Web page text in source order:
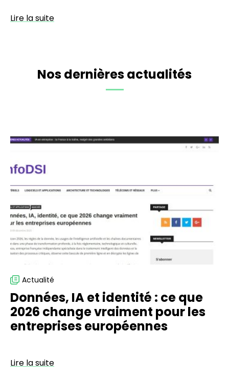
Lire la suite
Nos dernières actualités
Données,
et
:
ce
que
2026
change
vraiment
pour
les
entreprises
européennes
Actualité
Données, IA et identité : ce que
2026 change vraiment pour les
entreprises européennes
Lire la suite